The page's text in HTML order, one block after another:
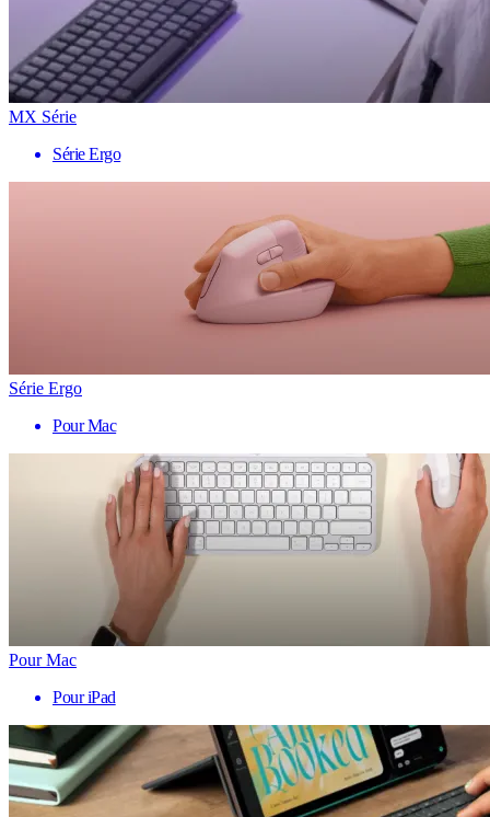
MX Série
Série Ergo
Série Ergo
Pour Mac
Pour Mac
Pour iPad